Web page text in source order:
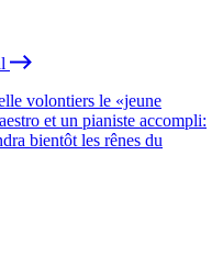
volontiers le «jeune
et un pianiste accompli:
bientôt les rênes du